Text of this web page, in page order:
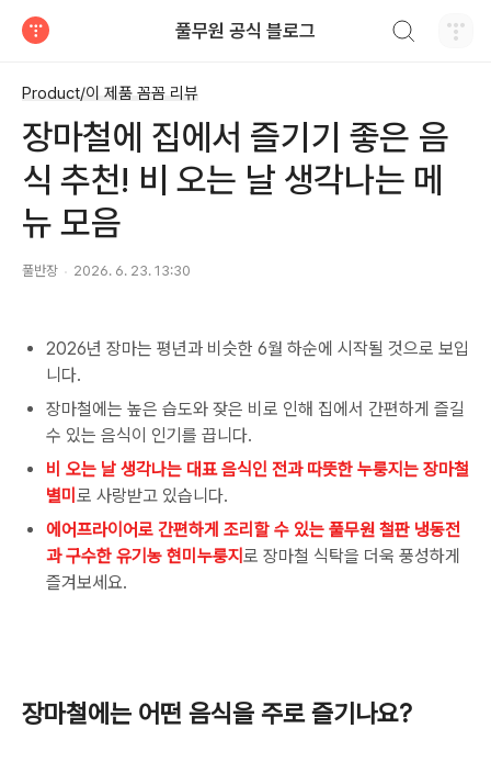
풀무원 공식 블로그
Product/이 제품 꼼꼼 리뷰
장마철에 집에서 즐기기 좋은 음
식 추천! 비 오는 날 생각나는 메
뉴 모음
풀반장 2026. 6. 23. 13:30
2026년 장마는 평년과 비슷한 6월 하순에 시작될 것으로 보입
니다.
장마철에는 높은 습도와 잦은 비로 인해 집에서 간편하게 즐길
수 있는 음식이 인기를 끕니다.
비 오는 날 생각나는 대표 음식인 전과 따뜻한 누룽지는 장마철
별미 로 사랑받고 있습니다.
에어프라이어로 간편하게 조리할 수 있는 풀무원 철판 냉동전
과 구수한 유기농 현미누룽지 로 장마철 식탁을 더욱 풍성하게
즐겨보세요.
장마철에는 어떤 음식을 주로 즐기나요?